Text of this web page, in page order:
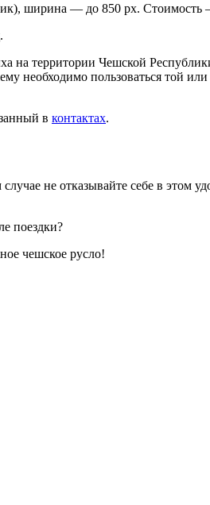
ширина — до 850 рх.
.
на территории Чешской
необходимо пользоваться той
в контактах.
не отказывайте себе в этом
поездки?
чешское русло!